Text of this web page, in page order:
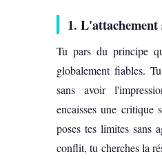
1. L'attachement
Tu pars du principe
globalement fiables.
sans avoir
encaisses une critique
poses tes limites sans
conflit, tu cherches la